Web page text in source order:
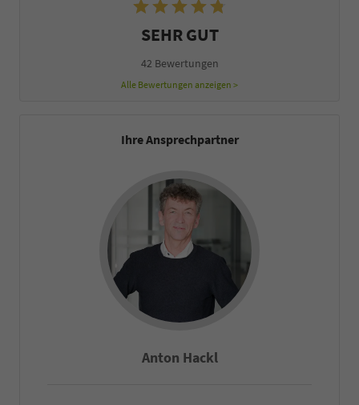
SEHR GUT
42 Bewertungen
Alle Bewertungen anzeigen >
Ihre Ansprechpartner
Anton Hackl